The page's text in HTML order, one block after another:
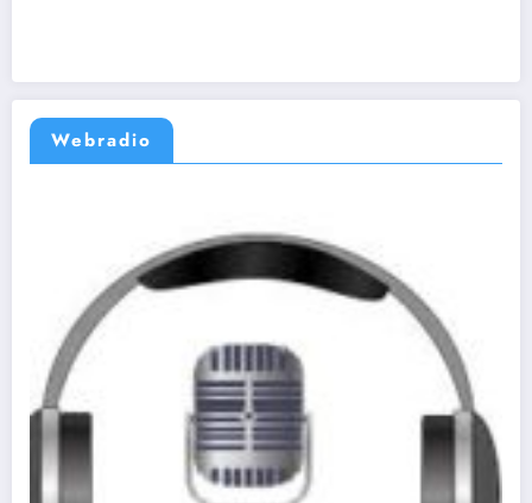
Webradio